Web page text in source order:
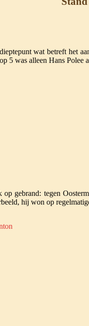
wat betreft het
5 was alleen Hans
gebrand: tegen
hij won op